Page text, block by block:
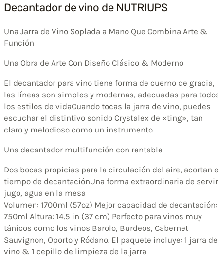
Decantador de vino de NUTRIUPS
Una Jarra de Vino Soplada a Mano Que Combina Arte &
Función
Una Obra de Arte Con Diseño Clásico & Moderno
El decantador para vino tiene forma de cuerno de gracia,
las líneas son simples y modernas, adecuadas para
los estilos de vidaCuando tocas la jarra de vino, puedes
escuchar el distintivo sonido Crystalex de «ting», tan
claro y melodioso como un instrumento
Una decantador multifunción con rentable
Dos bocas propicias para la circulación del aire, acortan
tiempo de decantaciónUna forma extraordinaria de servir
jugo, agua en la mesa
Volumen: 1700ml (57oz) Mejor capacidad de decantación:
750ml Altura: 14.5 in (37 cm) Perfecto para vinos muy
tánicos como los vinos Barolo, Burdeos, Cabernet
Sauvignon, Oporto y Ródano. El paquete incluye: 1 jarra de
vino & 1 cepillo de limpieza de la jarra